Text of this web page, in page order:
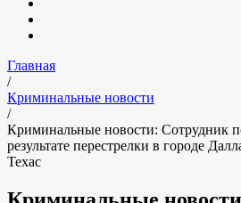
Главная
/
Криминальные новости
/
Криминальные новости: Сотрудник
результате перестрелки в городе
Техас